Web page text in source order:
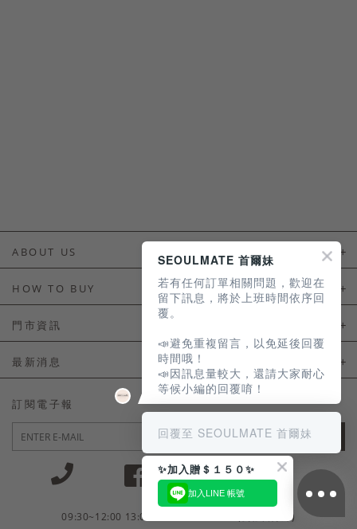
ABOUT US
HOW TO BUY
如何購買
會員常見問題
訂單常見問題
商品售後服務
電子發票
門市資訊
門市資訊
最新消息
LINE官方會員活動
訂閱電子報
JOIN
09:30~12:00 13:00~18:30 / Mon - Fri(例假日除外)
SEOULMATE 首爾妹
若有任何訂單相關問題，歡迎在
留下訊息，將於上班時間依序回
覆。
📣避免重複留言，以免延後回覆
時間哦！
📣因訊息量較大，還請大家耐心
等候小編的回覆唷！
回覆至 SEOULMATE 首爾妹
✨加入贈＄１５０✨
加入LINE 帳號